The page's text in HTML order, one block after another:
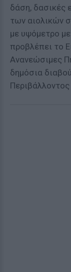
δάση, δασικές
των αιολικών
με υψόμετρο
προβλέπει το
Ανανεώσιμες
δημόσια
Περιβάλλοντος